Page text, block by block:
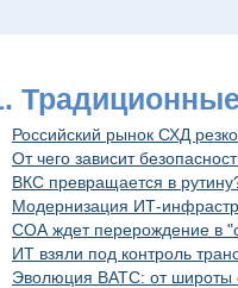
Российский рынок СХД
От чего зависит
ВКС превращается в
Модернизация ИТ-
СОА ждет перерождение в
ИТ взяли под контроль
Эволюция ВАТС: от широты